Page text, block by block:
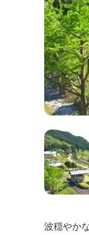
波穏やか